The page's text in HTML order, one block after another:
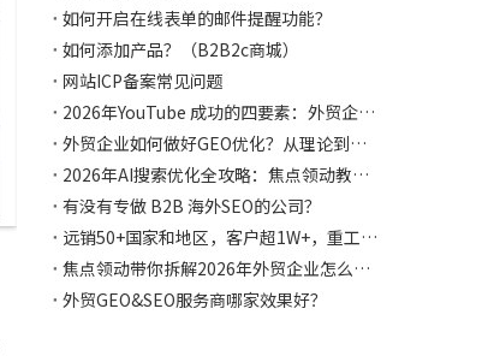
如何开启在线表单的邮件提醒功能？
如何添加产品？（B2B2c商城）
网站ICP备案常见问题
2026年YouTube 成功的四要素：外贸企业视频营销实战指南，焦点领动都帮你整理好啦
外贸企业如何做好GEO优化？从理论到实战，焦点领动教会你如何让AI主动推荐你！
2026年AI搜索优化全攻略：焦点领动教你7个策略让外贸独立站在AI时代抢占流量先机
有没有专做 B2B 海外SEO的公司？
远销50+国家和地区，客户超1W+，重工设备如何与焦点领动合作独立站突破获客困局，斩获千万海外订单！
焦点领动带你拆解2026年外贸企业怎么辨别建站公司多语言是否专业？怎么选择？
外贸GEO&SEO服务商哪家效果好？